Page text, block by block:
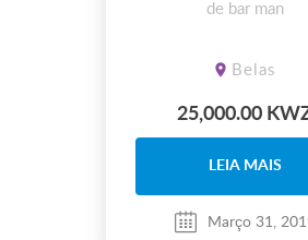
de bar man
Belas
25,000.00
LEIA MAIS
Março 31,